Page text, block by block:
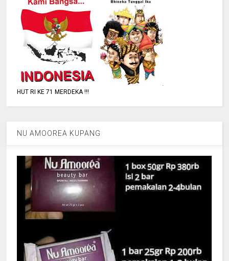
HUT RI KE 71 MERDEKA !!!
NU AMOOREA KUPANG